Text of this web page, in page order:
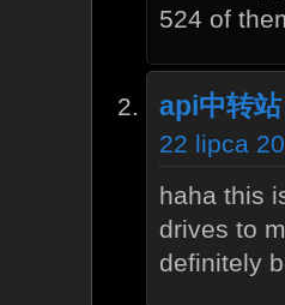
524 of
api中转站
22 lipca
haha this
drives to
definitely